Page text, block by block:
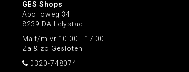
GBS Shops
Apolloweg 34
8239 DA Lelystad
Ma t/m vr 10:00 - 17:00
Za & zo Gesloten
0320-748074